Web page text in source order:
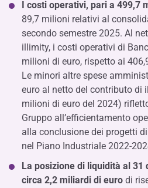
I costi operativi, pari a 499,7
89,7 milioni relativi al
secondo semestre 2025. Al
illimity, i costi operativi di
milioni di euro, rispetto ai
Le minori altre spese
euro al netto del contributo di
milioni di euro del 2024)
Gruppo all’efficientamento
alla conclusione dei progetti
nel Piano Industriale 2022-
La posizione di liquidità al 31
circa 2,2 miliardi di euro di